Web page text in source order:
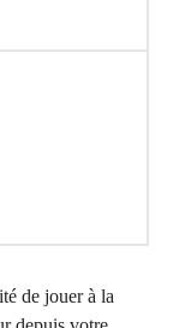
de jouer à la